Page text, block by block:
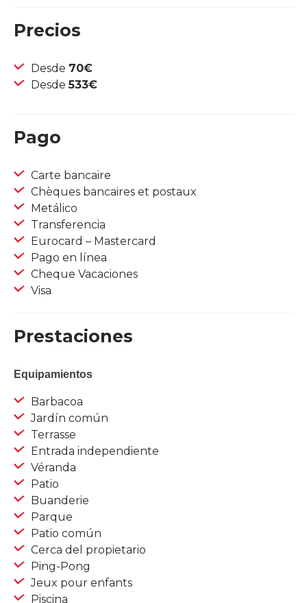
Precios
Desde 70€
Desde533€
Pago
Carte bancaire
Chèques bancaires et postaux
Metálico
Transferencia
Eurocard – Mastercard
Pago en línea
Cheque Vacaciones
Visa
Prestaciones
Equipamientos
Barbacoa
Jardín común
Terrasse
Entrada independiente
Véranda
Patio
Buanderie
Parque
Patio común
Cerca del propietario
Ping-Pong
Jeux pour enfants
Piscina